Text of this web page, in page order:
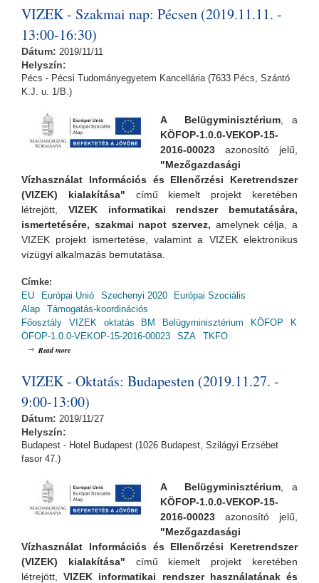
VIZEK - Szakmai nap: Pécsen (2019.11.11. -
13:00-16:30)
Dátum: 2019/11/11
Helyszín:
Pécs - Pécsi Tudományegyetem Kancellária (7633 Pécs, Szántó
K.J. u. 1/B.)
A Belügyminisztérium , a
KÖFOP-1.0.0-VEKOP-15-
2016-00023 azonosító jelű,
"Mezőgazdasági
Vízhasználat Információs és Ellenőrzési Keretrendszer
(VIZEK) kialakítása" című kiemelt projekt keretében
létrejött, VIZEK informatikai rendszer bemutatására,
ismertetésére, szakmai napot szervez, amelynek célja, a
VIZEK projekt ismertetése, valamint a VIZEK elektronikus
vízügyi alkalmazás bemutatása.
Címke:
EU
Európai Unió Szechenyi 2020
Európai Szociális
Alap
Támogatás-koordinációs
Főosztály
VIZEK oktatás BM Belügyminisztérium KÖFOP
K
ÖFOP-1.0.0-VEKOP-15-2016-00023
SZA TKFO
Read more
VIZEK - Oktatás: Budapesten (2019.11.27. -
9:00-13:00)
Dátum: 2019/11/27
Helyszín:
Budapest - Hotel Budapest (1026 Budapest, Szilágyi Erzsébet
fasor 47.)
A Belügyminisztérium , a
KÖFOP-1.0.0-VEKOP-15-
2016-00023 azonosító jelű,
"Mezőgazdasági
Vízhasználat Információs és Ellenőrzési Keretrendszer
(VIZEK) kialakítása" című kiemelt projekt keretében
létrejött,VIZEK informatikai rendszer használatának és